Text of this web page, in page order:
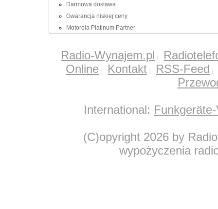
Darmowa dostawa
Gwarancja niskiej ceny
Motorola Platinum Partner
Radio-Wynajem.pl
Online
Kontakt
RSS-Feed
International:
(C)opyright 2026 by
wypożyczenia